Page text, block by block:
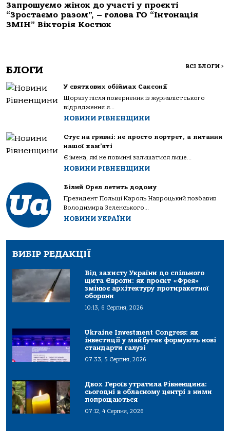
Запрошуємо жінок до участі у проєкті
“Зростаємо разом”, – голова ГО “Інтонація
ЗМІН” Вікторія Костюк
БЛОГИ ВСІ БЛОГИ >
У святкових обіймах Саксонії
Щоразу після повернення із журналістського
відрядження я...
НОВИНИ РІВНЕНЩИНИ
Стус на гривні: не просто портрет, а питання
нашої пам’яті
Є імена, які не повинні залишатися лише...
НОВИНИ РІВНЕНЩИНИ
Білий Орел летить додому
Президент Польщі Кароль Навроцький позбавив
Володимира Зеленського...
НОВИНИ УКРАЇНИ
ВИБІР РЕДАКЦІЇ
Від захисту України до спільного
щита Європи: як проєкт «Фрея»
змінює архітектуру протиракетної
оборони
10:13, 6 Серпня, 2026
Ukraine Investment Congress: як
інвестиції у майбутнє формують нові
стандарти галузі
07:33, 5 Серпня, 2026
Двох Героїв утратила Рівненщина:
сьогодні в обласному центрі з ними
попрощаються
07:12, 4 Серпня, 2026